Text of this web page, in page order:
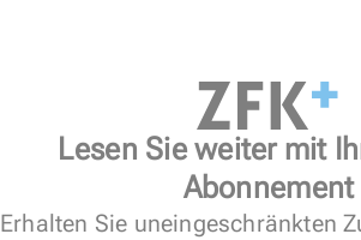
Lesen Sie weiter mit
Abonnement
Erhalten Sie uneingeschränkten